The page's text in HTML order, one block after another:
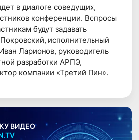
в диалоге соведущих,
конференции. Вопросы
будут задавать
исполнительный
Ларионов, руководитель
разработки АРПЭ,
компании «Третий Пин».
ВИДЕО